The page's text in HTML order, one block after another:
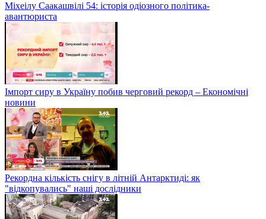
Міхеілу Саакашвілі 54: історія одіозного політика-
авантюриста
Імпорт сиру в Україну побив черговий рекорд – Економічні
новини
Рекордна кількість снігу в літній Антарктиді: як
"відкопувались" наші дослідники